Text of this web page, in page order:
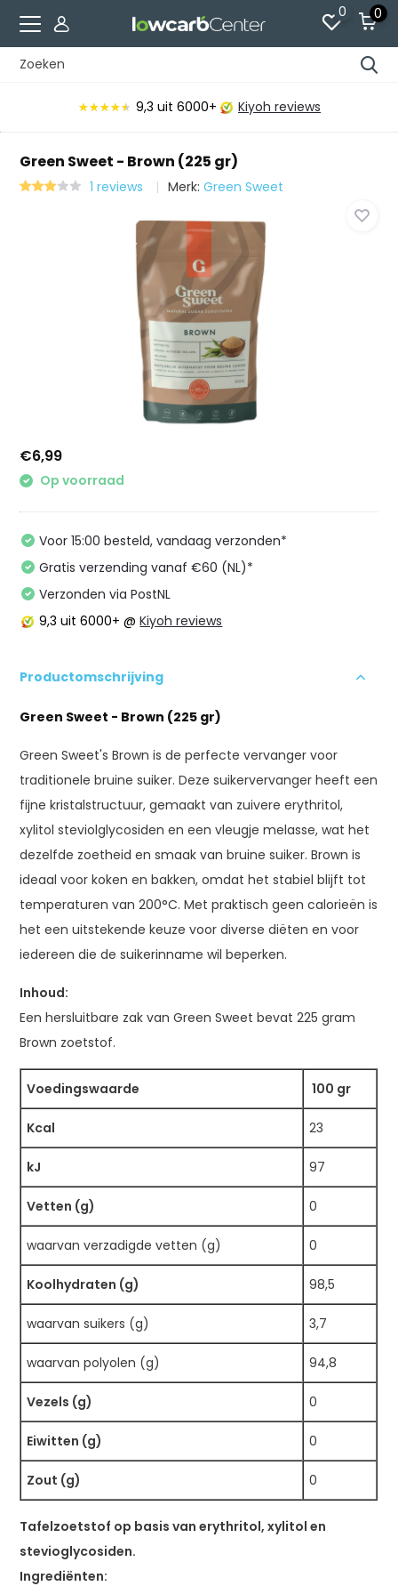
0 0
★★★★★
★★★★★ 9,3 uit 6000+ Kiyoh reviews
Green Sweet - Brown (225 gr)
1 reviews Merk:Green Sweet
€6,99
Op voorraad
Voor 15:00 besteld, vandaag verzonden*
Gratis verzending vanaf €60 (NL)*
Verzonden via PostNL
9,3 uit 6000+ @Kiyoh reviews
Productomschrijving
Green Sweet - Brown (225 gr)
Green Sweet's Brown is de perfecte vervanger voor
traditionele bruine suiker. Deze suikervervanger heeft een
fijne kristalstructuur, gemaakt van zuivere erythritol,
xylitol steviolglycosiden en een vleugje melasse, wat het
dezelfde zoetheid en smaak van bruine suiker. Brown is
ideaal voor koken en bakken, omdat het stabiel blijft tot
temperaturen van 200°C. Met praktisch geen calorieën is
het een uitstekende keuze voor diverse diëten en voor
iedereen die de suikerinname wil beperken.
Inhoud:
Een hersluitbare zak van Green Sweet bevat 225 gram
Brown zoetstof.
Voedingswaarde 100 gr
Kcal 23
kJ 97
Vetten (g) 0
waarvan verzadigde vetten (g) 0
Koolhydraten (g) 98,5
waarvan suikers (g) 3,7
waarvan polyolen (g) 94,8
Vezels (g) 0
Eiwitten (g) 0
Zout (g) 0
Tafelzoetstof op basis van erythritol, xylitol en
stevioglycosiden.
Ingrediënten: